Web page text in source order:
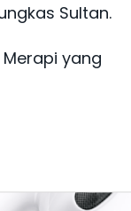
Sultan.
yang